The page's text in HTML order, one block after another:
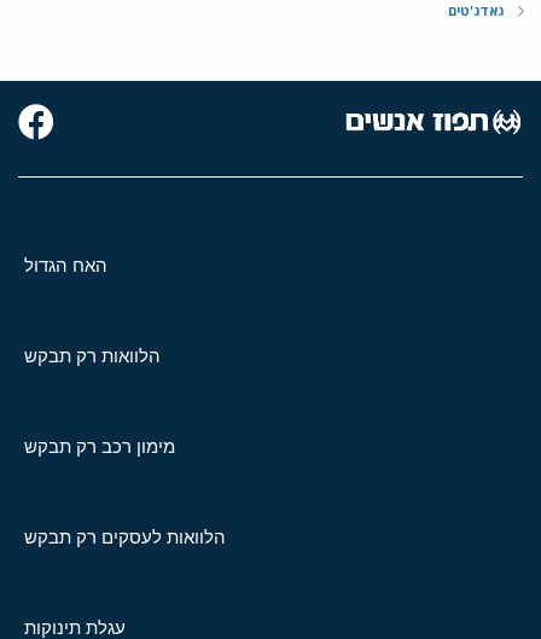
גאדג'טים
האח הגדול
הלוואות רק תבקש
מימון רכב רק תבקש
הלוואות לעסקים רק תבקש
עגלת תינוקות